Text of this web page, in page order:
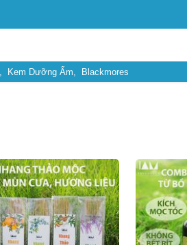
Kem Dưỡng Ẩm Blackmores